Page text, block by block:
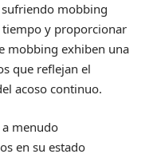
mobbing
tiempo y proporcionar
mobbing exhiben una
que reflejan el
acoso continuo.
menudo
en su estado